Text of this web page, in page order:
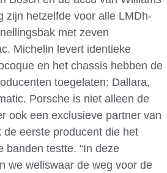
zijn hetzelfde voor alle LMDh-
met zeven
Michelin levert identieke
en het chassis hebben de
toegelaten: Dallara,
Porsche is niet alleen de
ook een exclusieve partner van
eerste producent die het
banden testte. “In deze
we weliswaar de weg voor de